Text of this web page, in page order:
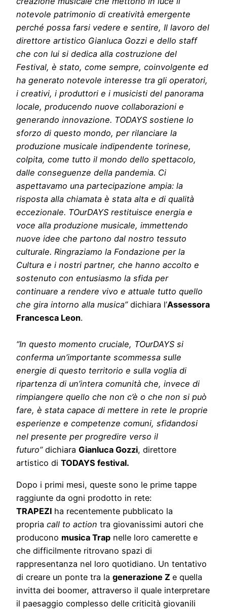
notevole patrimonio di creatività emergente
perché possa farsi vedere e sentire, Il lavoro del
direttore artistico Gianluca Gozzi e dello staff
che con lui si dedica alla costruzione del
Festival, è stato, come sempre, coinvolgente ed
ha generato notevole interesse tra gli operatori,
i creativi, i produttori e i musicisti del panorama
locale, producendo nuove collaborazioni e
generando innovazione. TODAYS sostiene lo
sforzo di questo mondo, per rilanciare la
produzione musicale indipendente torinese,
colpita, come tutto il mondo dello spettacolo,
dalle conseguenze della pandemia. Ci
aspettavamo una partecipazione ampia: la
risposta alla chiamata è stata alta e di qualità
eccezionale. TOurDAYS restituisce energia e
voce alla produzione musicale, immettendo
nuove idee che partono dal nostro tessuto
culturale. Ringraziamo la Fondazione per la
Cultura e i nostri partner, che hanno accolto e
sostenuto con entusiasmo la sfida per
continuare a rendere vivo e attuale tutto quello
che gira intorno alla musica” dichiara l’Assessora
Francesca Leon.
“In questo momento cruciale, TOurDAYS si
conferma un’importante scommessa sulle
energie di questo territorio e sulla voglia di
ripartenza di un’intera comunità che, invece di
rimpiangere quello che non c’è o che non si può
fare, è stata capace di mettere in rete le proprie
esperienze e competenze comuni, sfidandosi
nel presente per progredire verso il
futuro” dichiara Gianluca Gozzi, direttore
artistico di TODAYS festival.
Dopo i primi mesi, queste sono le prime tappe
raggiunte da ogni prodotto in rete:
TRAPEZI ha recentemente pubblicato la
propria call to action tra giovanissimi autori che
producono musica Trap nelle loro camerette e
che difficilmente ritrovano spazi di
rappresentanza nel loro quotidiano. Un tentativo
di creare un ponte tra la generazione Z e quella
invitta dei boomer, attraverso il quale interpretare
il paesaggio complesso delle criticità giovanili